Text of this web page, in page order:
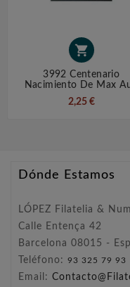

3992 Centenario
Nacimiento De Max
2,25 €
Dónde Estamos
LÓPEZ Filatelia &
Calle Entença 42
Barcelona 08015 -
Teléfono: 93 325 79 93
Email: